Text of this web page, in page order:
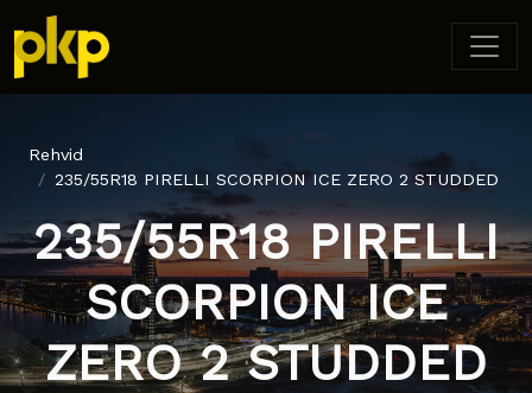
Rehvid
235/55R18 PIRELLI SCORPION ICE ZERO 2 STUDDED
235/55R18 PIRELLI
SCORPION ICE
ZERO 2 STUDDED